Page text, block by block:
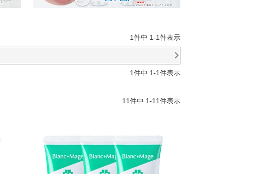
1 件中 1 -1 件表示
1 件中 1 -1 件表示
11 件中 1 -11 件表示